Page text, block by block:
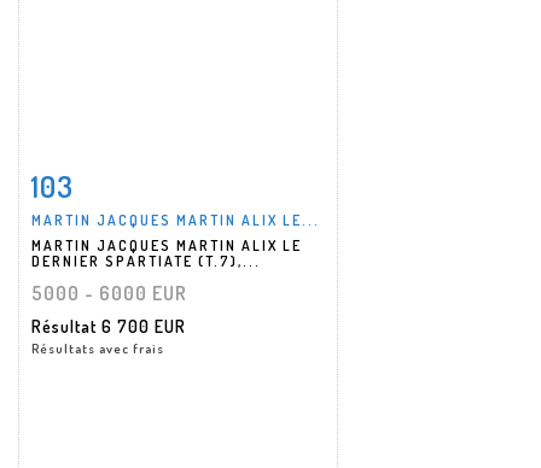
Fiche détaillée
103
MARTIN JACQUES MARTIN ALIX LE...
MARTIN JACQUES MARTIN ALIX LE
DERNIER SPARTIATE (T.7),...
5000 - 6000 EUR
Résultat 6 700 EUR
Résultats avec frais